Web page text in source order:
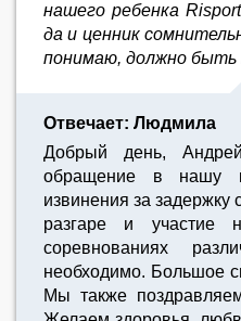
нашего ребенка
да и ценник
понимаю, должно быть
Отвечает: Людмила
Добрый день,
обращение в нашу
извинения за
разгаре и участие
соревнованиях
необходимо. Большое
Мы также